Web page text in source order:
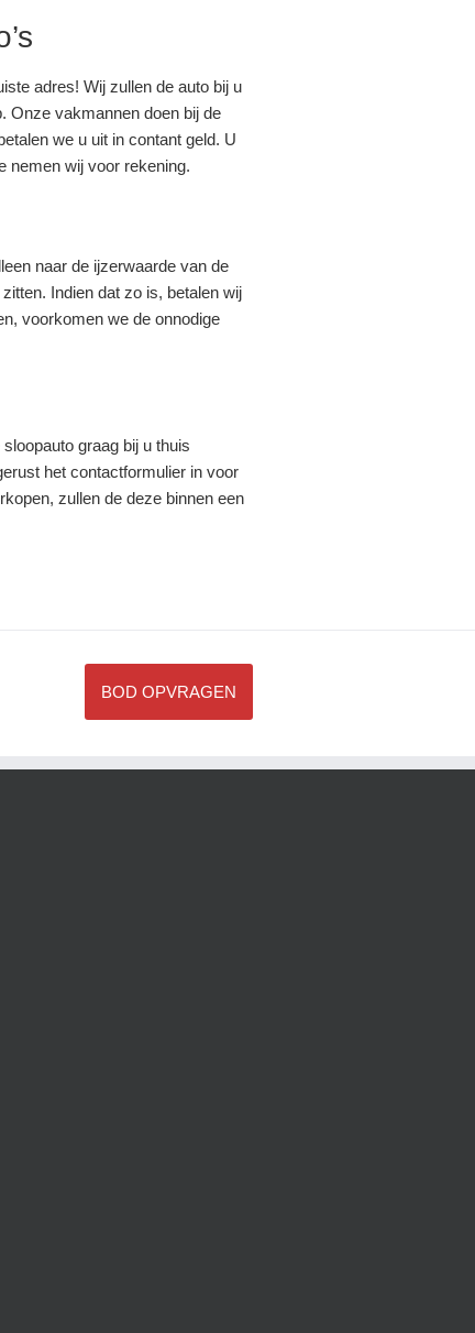
adres! Wij zullen de auto bij u
Onze vakmannen doen bij de
we u uit in contant geld. U
nemen wij voor rekening.
naar de ijzerwaarde van de
Indien dat zo is, betalen wij
voorkomen we de onnodige
graag bij u thuis
het contactformulier in voor
zullen de deze binnen een
BOD OPVRAGEN